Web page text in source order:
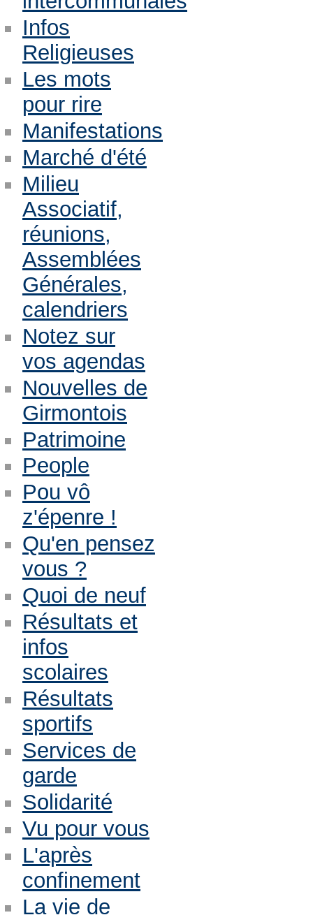
Infos
Religieuses
Les mots
pour rire
Manifestations
Marché d'été
Milieu
Associatif,
réunions,
Assemblées
Générales,
calendriers
Notez sur
vos agendas
Nouvelles de
Girmontois
Patrimoine
People
Pou vô
z'épenre !
Qu'en pensez
vous ?
Quoi de neuf
Résultats et
infos
scolaires
Résultats
sportifs
Services de
garde
Solidarité
Vu pour vous
L'après
confinement
La vie de